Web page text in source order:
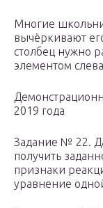
Многие
вычёркивают
столбец нужно
элементом
2019 года
Задание № 22.
получить
признаки
уравнение